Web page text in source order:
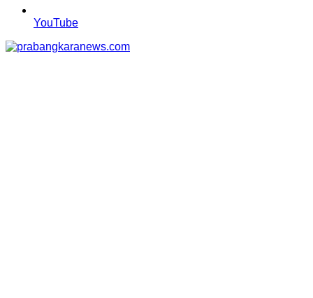
YouTube